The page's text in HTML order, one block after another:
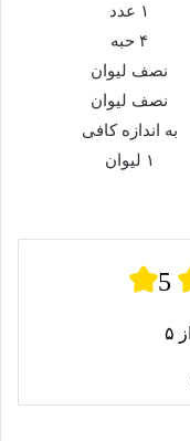
۱ عدد
۴ حبه
نصف لیوان
نصف لیوان
به اندازه کافی
۱ لیوان
5
از ۵